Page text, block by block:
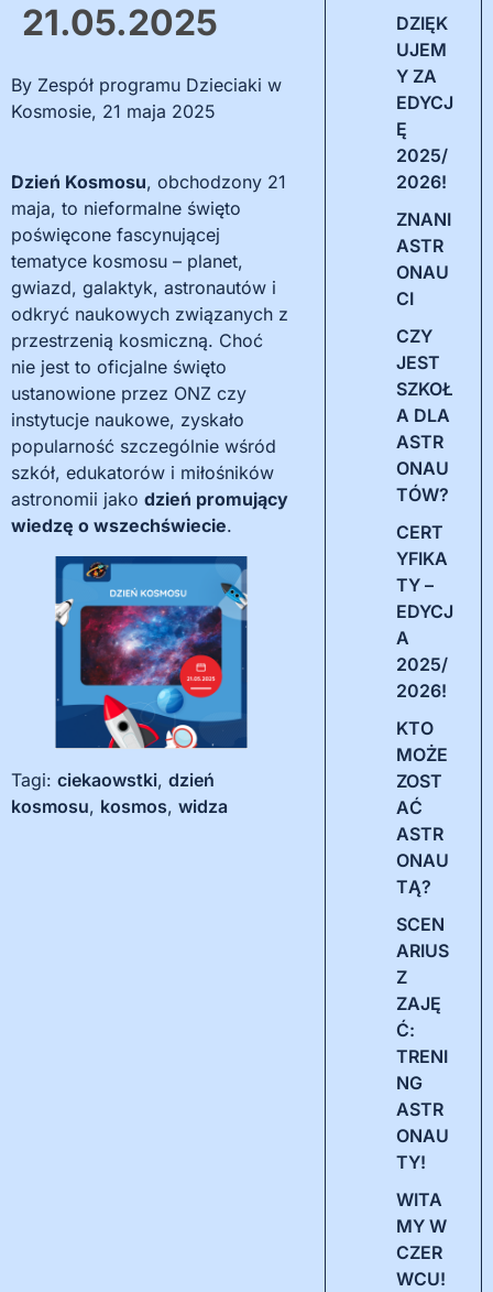
21.05.2025
By Zespół programu Dzieciaki w
Kosmosie, 21 maja 2025
Dzień Kosmosu, obchodzony 21
maja, to nieformalne święto
poświęcone fascynującej
tematyce kosmosu – planet,
gwiazd, galaktyk, astronautów i
odkryć naukowych związanych z
przestrzenią kosmiczną. Choć
nie jest to oficjalne święto
ustanowione przez ONZ czy
instytucje naukowe, zyskało
popularność szczególnie wśród
szkół, edukatorów i miłośników
astronomii jako dzień promujący
wiedzę o wszechświecie.
Tagi: ciekaowstki, dzień
kosmosu, kosmos, widza
DZIĘK
UJEM
Y ZA
EDYCJ
Ę
2025/
2026!
ZNANI
ASTR
ONAU
CI
CZY
JEST
SZKOŁ
A DLA
ASTR
ONAU
TÓW?
CERT
YFIKA
TY –
EDYCJ
A
2025/
2026!
KTO
MOŻE
ZOST
AĆ
ASTR
ONAU
TĄ?
SCEN
ARIUS
Z
ZAJĘ
Ć:
TRENI
NG
ASTR
ONAU
TY!
WITA
MY W
CZER
WCU!